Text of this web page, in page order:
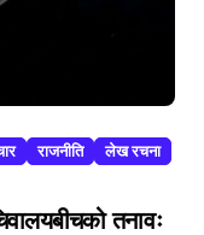
राजनीति
लेख रचना
तनावः